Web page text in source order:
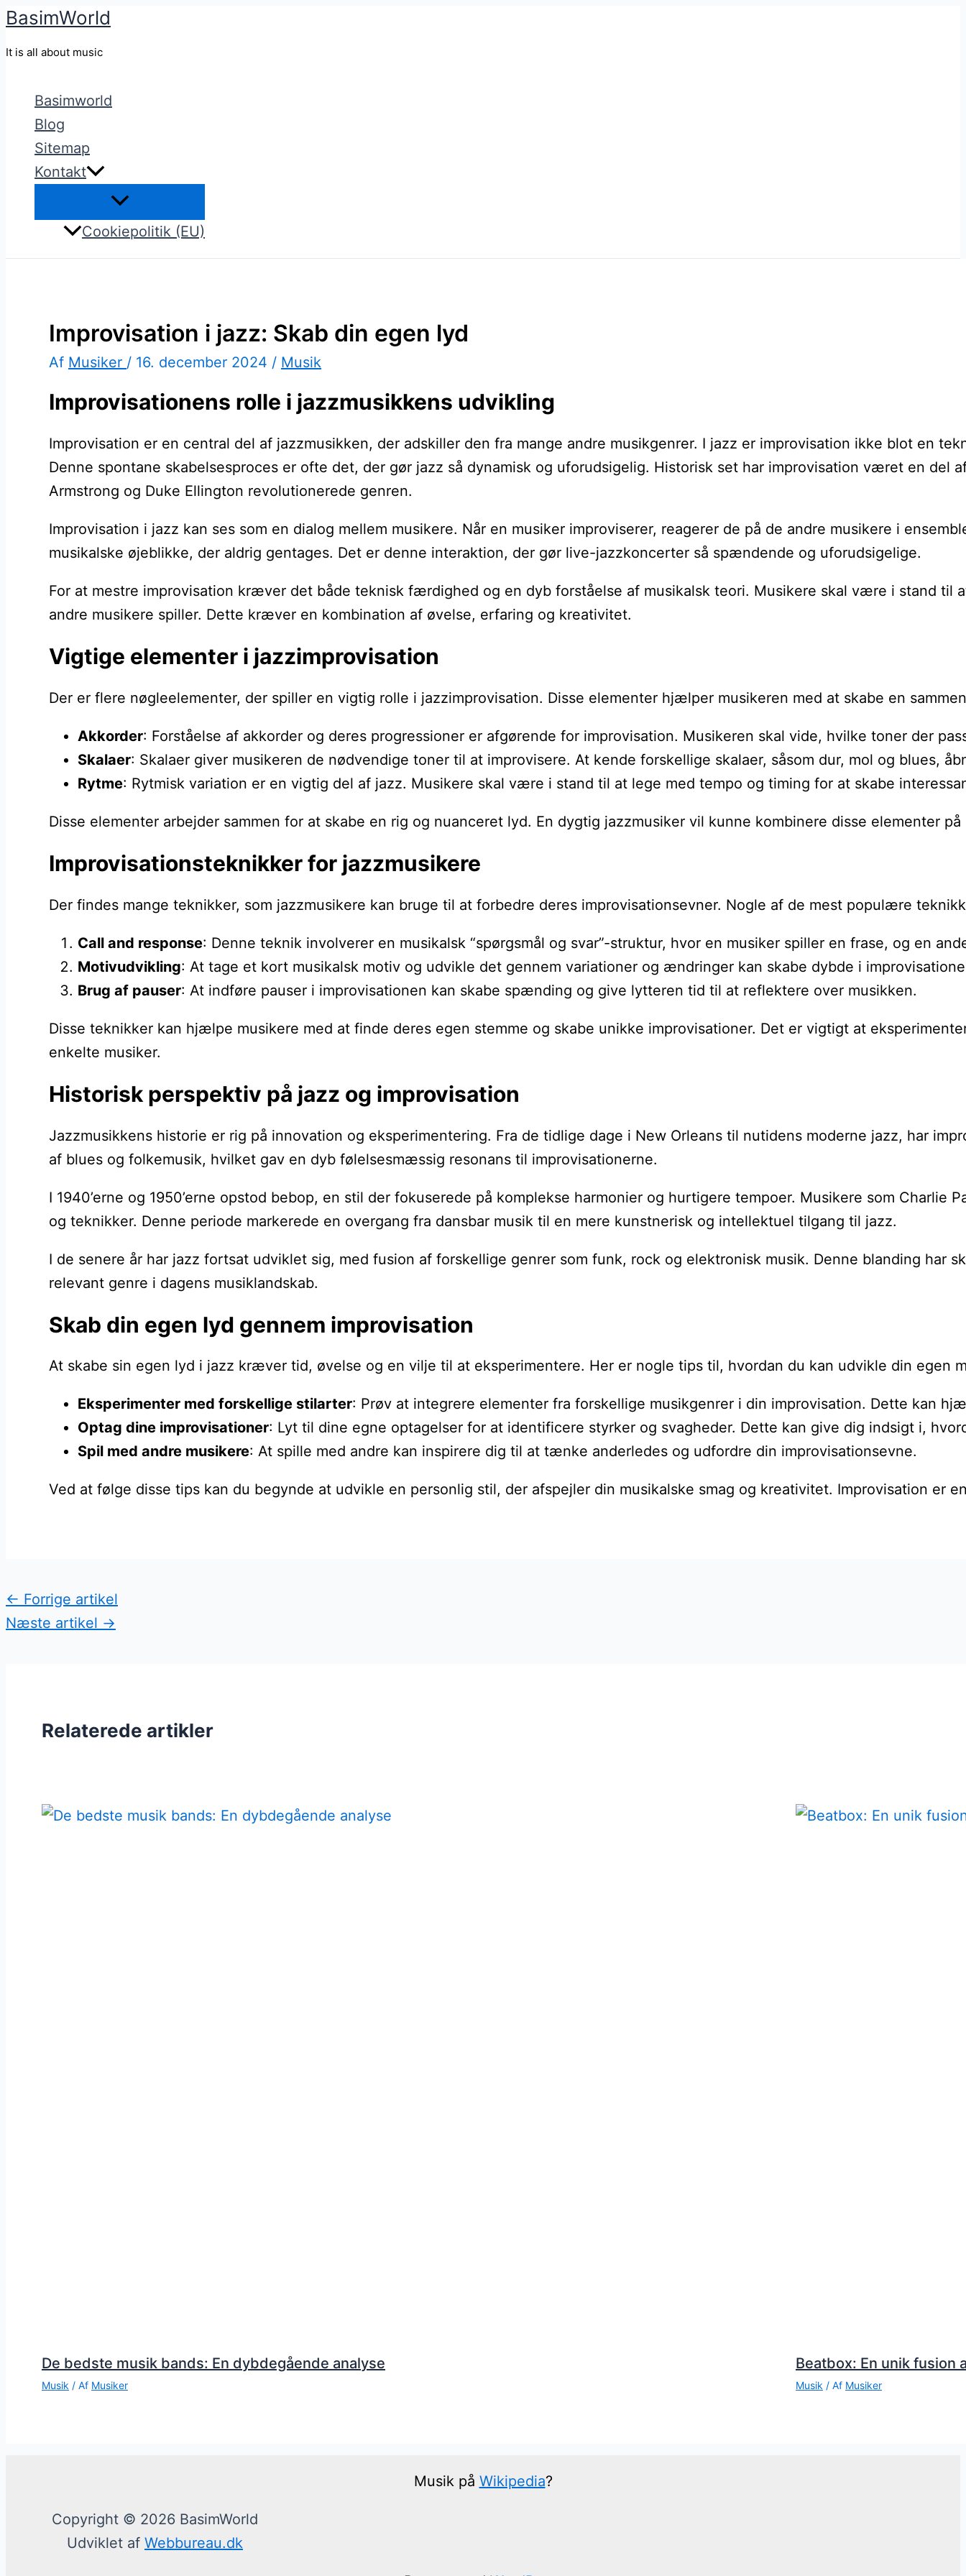
Gå
BasimWorld
It is all about music
Basimworld
Blog
Sitemap
Kontakt
Cookiepolitik (EU)
Improvisation i jazz: Skab din egen lyd
Af Musiker / 16. december 2024 / Musik
Improvisationens rolle i jazzmusikkens udvikling
Improvisation er en central del af jazzmusikken, der adskiller den fra mange andre musikgenrer. I jazz er improvisation ikke blot en
Denne spontane skabelsesproces er ofte det, der gør jazz så dynamisk og uforudsigelig. Historisk set har improvisation været en del
Armstrong og Duke Ellington revolutionerede genren.
Improvisation i jazz kan ses som en dialog mellem musikere. Når en musiker improviserer, reagerer de på de andre musikere i
musikalske øjeblikke, der aldrig gentages. Det er denne interaktion, der gør live-jazzkoncerter så spændende og uforudsigelige.
For at mestre improvisation kræver det både teknisk færdighed og en dyb forståelse af musikalsk teori. Musikere skal være i stand til
andre musikere spiller. Dette kræver en kombination af øvelse, erfaring og kreativitet.
Vigtige elementer i jazzimprovisation
Der er flere nøgleelementer, der spiller en vigtig rolle i jazzimprovisation. Disse elementer hjælper musikeren med at skabe en
Akkorder: Forståelse af akkorder og deres progressioner er afgørende for improvisation. Musikeren skal vide, hvilke toner der
Skalaer: Skalaer giver musikeren de nødvendige toner til at improvisere. At kende forskellige skalaer, såsom dur, mol og blues,
Rytme: Rytmisk variation er en vigtig del af jazz. Musikere skal være i stand til at lege med tempo og timing for at skabe
Disse elementer arbejder sammen for at skabe en rig og nuanceret lyd. En dygtig jazzmusiker vil kunne kombinere disse elementer
Improvisationsteknikker for jazzmusikere
Der findes mange teknikker, som jazzmusikere kan bruge til at forbedre deres improvisationsevner. Nogle af de mest populære
Call and response: Denne teknik involverer en musikalsk “spørgsmål og svar”-struktur, hvor en musiker spiller en frase, og en
Motivudvikling: At tage et kort musikalsk motiv og udvikle det gennem variationer og ændringer kan skabe dybde i
Brug af pauser: At indføre pauser i improvisationen kan skabe spænding og give lytteren tid til at reflektere over musikken.
Disse teknikker kan hjælpe musikere med at finde deres egen stemme og skabe unikke improvisationer. Det er vigtigt at
enkelte musiker.
Historisk perspektiv på jazz og improvisation
Jazzmusikkens historie er rig på innovation og eksperimentering. Fra de tidlige dage i New Orleans til nutidens moderne jazz, har
af blues og folkemusik, hvilket gav en dyb følelsesmæssig resonans til improvisationerne.
I 1940’erne og 1950’erne opstod bebop, en stil der fokuserede på komplekse harmonier og hurtigere tempoer. Musikere som
og teknikker. Denne periode markerede en overgang fra dansbar musik til en mere kunstnerisk og intellektuel tilgang til jazz.
I de senere år har jazz fortsat udviklet sig, med fusion af forskellige genrer som funk, rock og elektronisk musik. Denne blanding har
relevant genre i dagens musiklandskab.
Skab din egen lyd gennem improvisation
At skabe sin egen lyd i jazz kræver tid, øvelse og en vilje til at eksperimentere. Her er nogle tips til, hvordan du kan udvikle din egen
Eksperimenter med forskellige stilarter: Prøv at integrere elementer fra forskellige musikgenrer i din improvisation. Dette kan
Optag dine improvisationer: Lyt til dine egne optagelser for at identificere styrker og svagheder. Dette kan give dig indsigt i,
Spil med andre musikere: At spille med andre kan inspirere dig til at tænke anderledes og udfordre din improvisationsevne.
Ved at følge disse tips kan du begynde at udvikle en personlig stil, der afspejler din musikalske smag og kreativitet. Improvisation er
← Forrige artikel
Næste artikel →
Relaterede artikler
De bedste musik bands: En dybdegående analyse
Musik / Af Musiker
Beatbox: En unik fusion
Musik / Af Musiker
Musik på Wikipedia?
Copyright © 2026 BasimWorld
Udviklet af Webbureau.dk